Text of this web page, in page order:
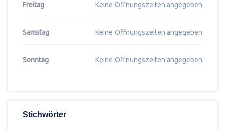
Freitag Keine Öffnungszeiten angegeben
Samstag Keine Öffnungszeiten angegeben
Sonntag Keine Öffnungszeiten angegeben
Stichwörter